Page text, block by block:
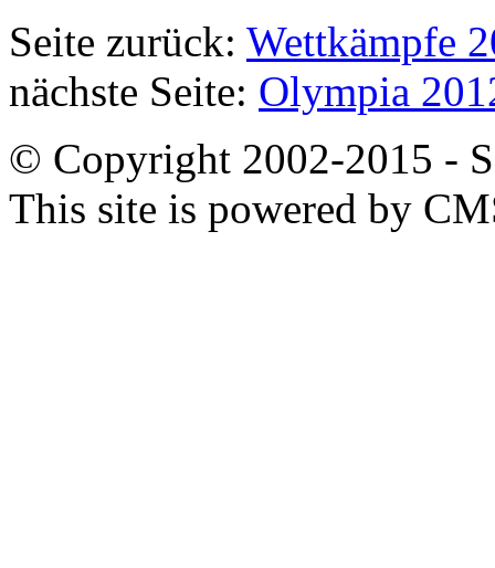
Seite zurück: Wettkämpfe
nächste Seite: Olympia
© Copyright 2002-2015 -
This site is powered by